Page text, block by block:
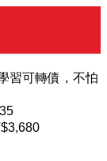
習可轉債，不怕